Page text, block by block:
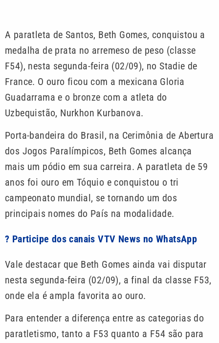
A paratleta de Santos, Beth Gomes, conquistou a
medalha de prata no arremeso de peso (classe
F54), nesta segunda-feira (02/09), no Stadie de
France. O ouro ficou com a mexicana Gloria
Guadarrama e o bronze com a atleta do
Uzbequistão, Nurkhon Kurbanova.
Porta-bandeira do Brasil, na Cerimônia de Abertura
dos Jogos Paralímpicos, Beth Gomes alcança
mais um pódio em sua carreira. A paratleta de 59
anos foi ouro em Tóquio e conquistou o tri
campeonato mundial, se tornando um dos
principais nomes do País na modalidade.
? Participe dos canais VTV News no WhatsApp
Vale destacar que Beth Gomes ainda vai disputar
nesta segunda-feira (02/09), a final da classe F53,
onde ela é ampla favorita ao ouro.
Para entender a diferença entre as categorias do
paratletismo, tanto a F53 quanto a F54 são para